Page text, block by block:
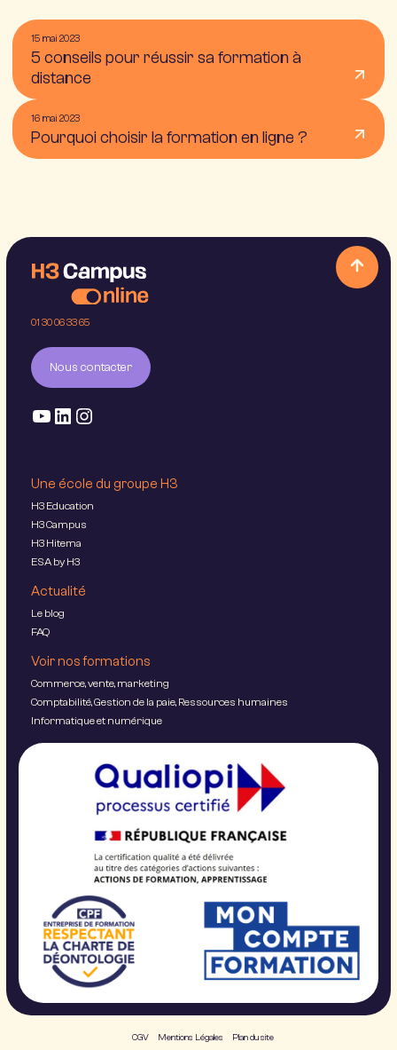
15 mai 2023
5 conseils pour réussir sa formation à
distance
16 mai 2023
Pourquoi choisir la formation en ligne ?
01 30 06 33 65
Nous contacter
Une école du groupe H3
H3 Education
H3 Campus
H3 Hitema
ESA by H3
Actualité
Le blog
FAQ
Voir nos formations
Commerce, vente, marketing
Comptabilité, Gestion de la paie, Ressources humaines
Informatique et numérique
CGV Mentions Légales Plan du site